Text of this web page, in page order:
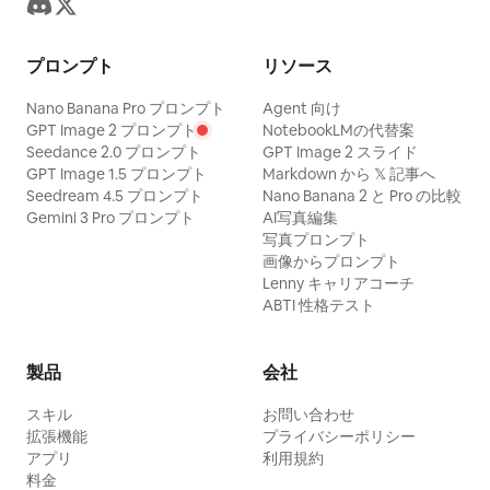
央揃えの構図を用いた、非常に詳細な日本の
い。右下に Leticia
と書かれた手書きの署
名を追加してください。パネル、吹き出し、
UI 要素、余分なテキストは一切含めないでく
ださい。
プロンプト
Nano Banana Pro プロンプト
GPT Image 2 プロンプト
Seedance 2.0 プロンプト
GPT Image 1.5 プロンプト
Seedream 4.5 プロンプト
Gemini 3 Pro プロンプト
リソース
Agent 向け
NotebookLMの代替案
GPT Image 2 スライド
Markdown から 𝕏 記事へ
Nano Banana 2 と Pro の比較
AI写真編集
写真プロンプト
画像からプロンプト
Lenny キャリアコーチ
ABTI 性格テスト
製品
スキル
拡張機能
アプリ
料金
会社
お問い合わせ
プライバシーポリシー
利用規約